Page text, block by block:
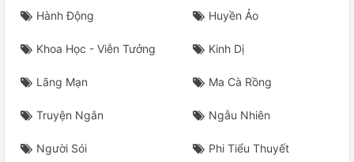
Hành Động Huyền Ảo
Khoa Học - Viễn Tưởng Kinh Dị
Lãng Mạn Ma Cà Rồng
Truyện Ngắn Ngẫu Nhiên
Người Sói Phi Tiểu Thuyết